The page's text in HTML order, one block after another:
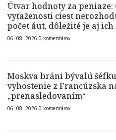
Útvar hodnoty za peniaze:
vyťaženosti ciest
počet áut, dôležité je aj ich
06. 08. 2026 0 komentárov
Moskva bráni bývalú šéfku
vyhostenie z Francúzska
„prenasledovaním“
06. 08. 2026 0 komentárov